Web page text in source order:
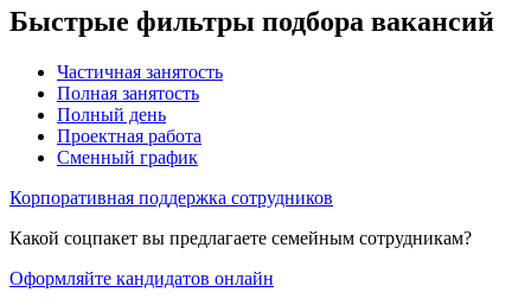
Быстрые фильтры подбора вакансий
Частичная занятость
Полная занятость
Полный день
Проектная работа
Сменный график
Корпоративная поддержка сотрудников
Какой соцпакет вы предлагаете семейным сотрудникам?
Оформляйте кандидатов онлайн